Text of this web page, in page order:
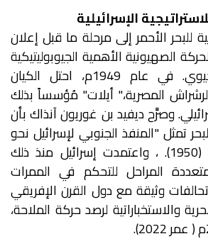
الإسرائيلية
للبحر الأحمر إلى مرحلة ما قبل إعلان
الصهيونية الأهمية الجيوبوليتيكية
للمنطقة كمنفذ حيوي. في عام 1949م، احتل الكيان
المصرية،" أيلات" مُؤسساً بذلك
وصرَّح ديفيد بن غوريون آنذاك بأن
تمثل "المنفذ الجنوبي لإسرائيل نحو
العالم"( بن غوريون (1950). ، واعتمدت إسرائيل منذ ذلك
متعددة المراحل للتحكم في الممرات
وثيقة مع دول القرن الإفريقي
والاستخباراتية لرصد حركة الملاحة،